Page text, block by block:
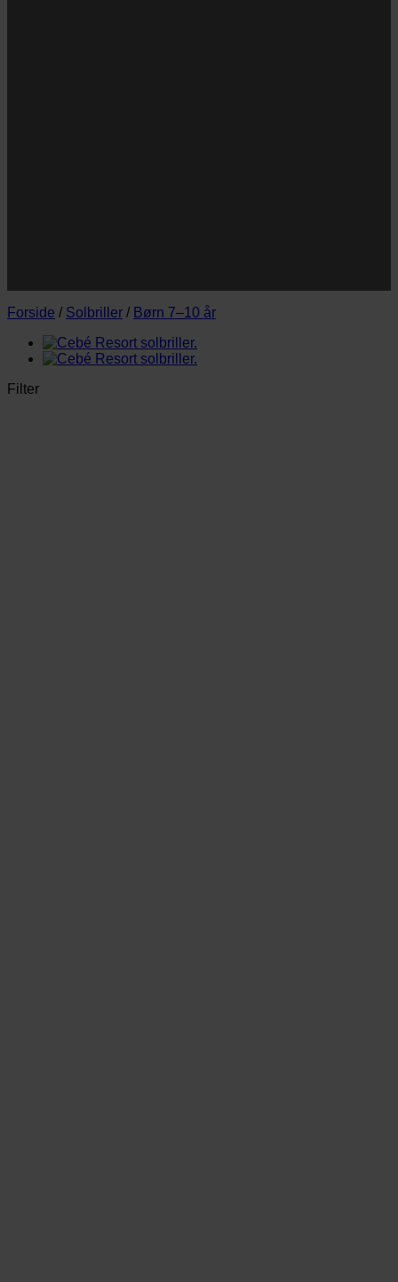
Forside / Solbriller / Børn 7–10 år
Filter